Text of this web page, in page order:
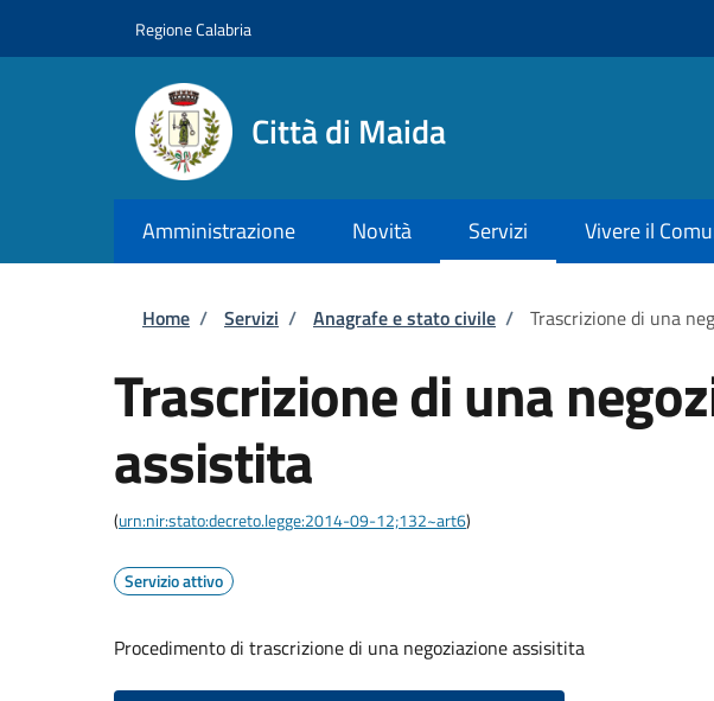
Regione Calabria
Città di Maida
Amministrazione Novità Servizi Vivere il
Briciole di pane
Home / Servizi / Anagrafe e stato civile / Trascrizione di una
Trascrizione di una
assistita
(urn:nir:stato:decreto.legge:2014-09-12;132~art6)
Servizio attivo
Procedimento di trascrizione di una negoziazione assisitita